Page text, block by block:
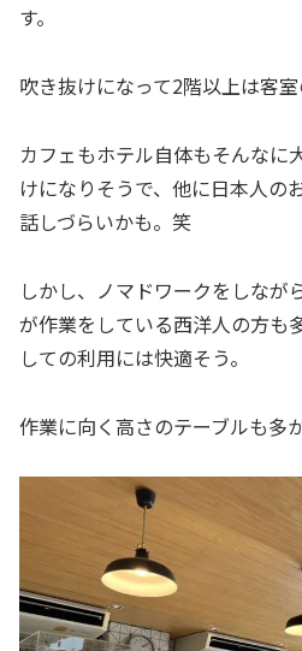
す。
吹き抜けになって2階以上は客室
カフェもホテル自体もそんなに
けになりそうで、他に日本人の
話しづらいかも。笑
しかし、ノマドワークをしなが
が作業をしている西洋人の方も
しての利用には快適そう。
作業に向く高さのテーブルも多